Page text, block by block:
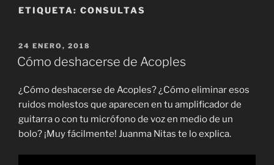
ETIQUETA: CONSULTAS
PUBLICADO
EL
24 ENERO, 2018
Cómo deshacerse de Acoples
¿Cómo deshacerse de Acoples? ¿Cómo eliminar esos
ruidos molestos que aparecen en tu amplificador de
guitarra o con tu micrófono de voz en medio de un
bolo? ¡Muy fácilmente! Juanma Nitas te lo explica.